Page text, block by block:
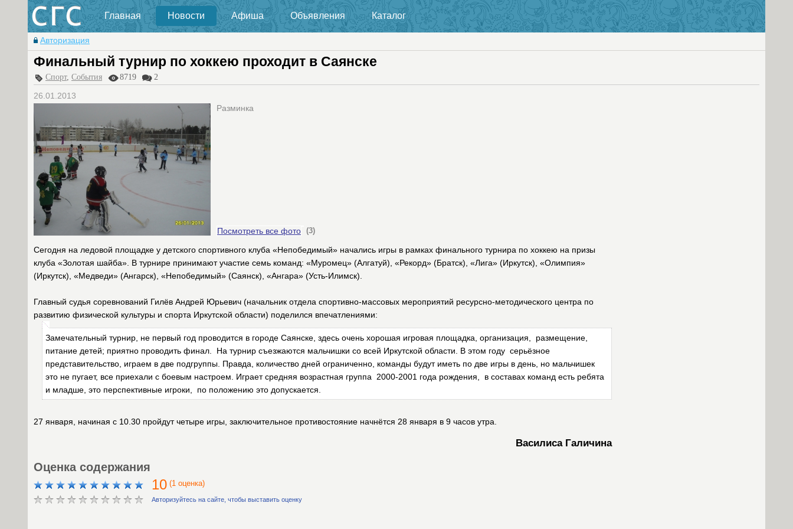
Главная Новости Афиша Объявления Каталог
Авторизация
Финальный турнир по хоккею проходит в Саянске
Спорт, События 8719 2
26.01.2013
Разминка
Посмотреть все фото (3)
Сегодня на ледовой площадке у детского спортивного клуба «Непобедимый» начались игры в рамках финального турнира по хоккею на призы
клуба «Золотая шайба». В турнире принимают участие семь команд: «Муромец» (Алгатуй), «Рекорд» (Братск), «Лига» (Иркутск), «Олимпия»
(Иркутск), «Медведи» (Ангарск), «Непобедимый» (Саянск), «Ангара» (Усть-Илимск).
Главный судья соревнований Гилёв Андрей Юрьевич (начальник отдела спортивно-массовых мероприятий ресурсно-методического центра по
развитию физической культуры и спорта Иркутской области) поделился впечатлениями:
Замечательный турнир, не первый год проводится в городе Саянске, здесь очень хорошая игровая площадка, организация, размещение,
питание детей; приятно проводить финал. На турнир съезжаются мальчишки со всей Иркутской области. В этом году серьёзное
представительство, играем в две подгруппы. Правда, количество дней ограниченно, команды будут иметь по две игры в день, но мальчишек
это не пугает, все приехали с боевым настроем. Играет средняя возрастная группа 2000-2001 года рождения, в составах команд есть ребята
и младше, это перспективные игроки, по положению это допускается.
27 января, начиная с 10.30 пройдут четыре игры, заключительное противостояние начнётся 28 января в 9 часов утра.
Василиса Галичина
Оценка содержания
10 (1 оценка)
Авторизуйтесь на сайте, чтобы выставить оценку